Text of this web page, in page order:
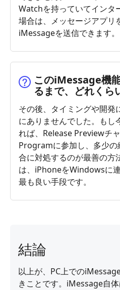
Watchを持っていてインタ
場合は、メッセージアプリ
iMessageを送信できます。
このiMessage機
るまで、どれくら
その後、タイミングや開発
にありませんでした。もし
れば、Release Previewチ
Programに参加し、多少
合に対処するのが最善の方
は、iPhoneをWindowsに
最も良い手段です。
結論
以上が、PC上での
きことです。iMessage自